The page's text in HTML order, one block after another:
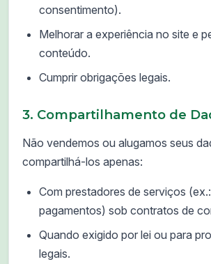
consentimento).
Melhorar a experiência no site e
conteúdo.
Cumprir obrigações legais.
3. Compartilhamento de
Não vendemos ou alugamos seus
compartilhá-los apenas:
Com prestadores de serviços
pagamentos) sob contratos de
Quando exigido por lei ou para
legais.